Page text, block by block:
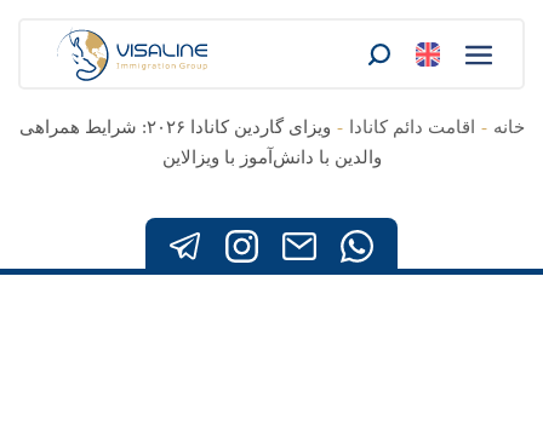
خانه - اقامت دائم کانادا -
ویزای گاردین کانادا ۲۰۲۶: شرایط همراهی
والدین با دانش‌آموز با ویزالاین